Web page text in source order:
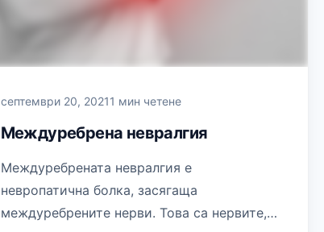
септември 20, 20211 мин четене
Междуребрена невралгия
Междуребрената невралгия е
невропатична болка, засягаща
междуребрените нерви. Това са нервите,